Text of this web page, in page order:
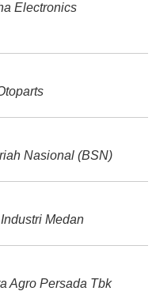
Electronics
Nasional (BSN)
Medan
Agro Persada Tbk